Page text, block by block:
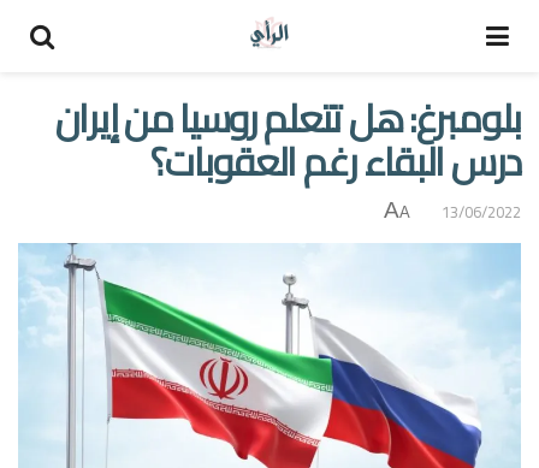
بلومبرغ: هل تتعلم روسيا من إيران
درس البقاء رغم العقوبات؟
13/06/2022
A
A